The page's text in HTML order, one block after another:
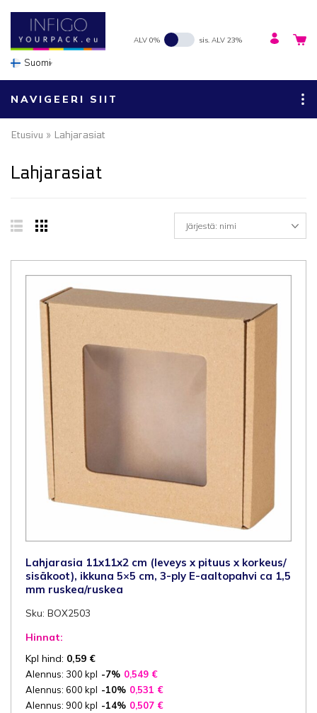
Suomi
ALV 0% sis. ALV 23%
NAVIGEERI SIIT
Etusivu » Lahjarasiat
Lahjarasiat
Lahjarasia 11x11x2 cm (leveys x pituus x korkeus/
sisäkoot), ikkuna 5×5 cm, 3-ply E-aaltopahvi ca 1,5
mm ruskea/ruskea
Sku: BOX2503
Hinnat:
Kpl hind: 0,59 €
Alennus: 300 kpl -7% 0,549 €
Alennus: 600 kpl -10% 0,531 €
Alennus: 900 kpl -14% 0,507 €